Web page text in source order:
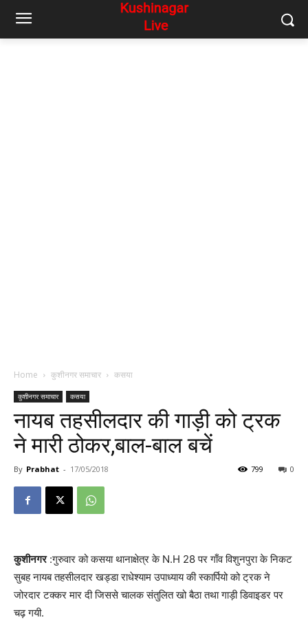
Home कुशीनगर समाचार कसया
कुशीनगर समाचार कसया
नायब तहसीलदार की गाड़ी को ट्रक
ने मारी ठोकर,बाल-बाल बचें
By Prabhat - 17/05/2018 0
799
कुशीनगर:गुरुवार को कसया थानाक्षेत्र के N.H 28 पर गाँव विशुनपुरा के निकट
सुबह नायब तहसीलदार खड्डा राधेश्याम उपाध्याय की स्कार्पियो को ट्रक ने
जोरदार टक्कर मार दी जिससे चालक संतुलित खो बैठा तथा गाड़ी डिवाइडर पर
चढ़ गयी.